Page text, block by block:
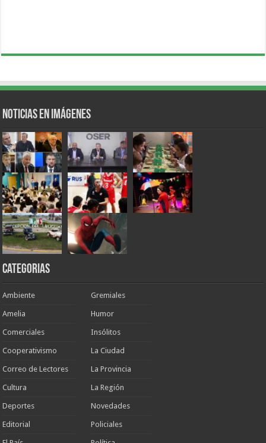
Noticias en Imágenes
Categorias
Ambiente
Amelia
Comerciales
Cooperativismo
Correo de Lectores
Cultura
Deportes
Editorial
Gremiales
Humor
Insólitos
La Ciudad
La Provincia
La Región
Novedades
Policiales